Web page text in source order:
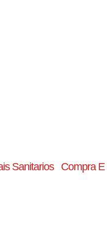
Sanitarios Compra E